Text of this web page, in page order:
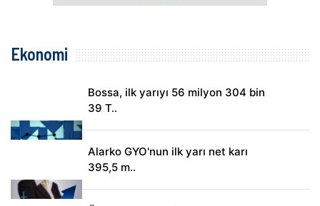
Ekonomi
Bossa, ilk yarıyı 56 milyon 304 bin
39 T..
Alarko GYO'nun ilk yarı net karı
395,5 m..